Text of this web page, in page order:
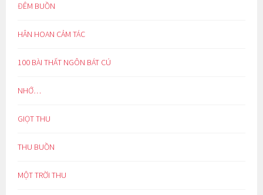
ĐÊM BUỒN
HÂN HOAN CẢM TÁC
100 BÀI THẤT NGÔN BÁT CÚ
NHỚ…
GIỌT THU
THU BUỒN
MỘT TRỜI THU